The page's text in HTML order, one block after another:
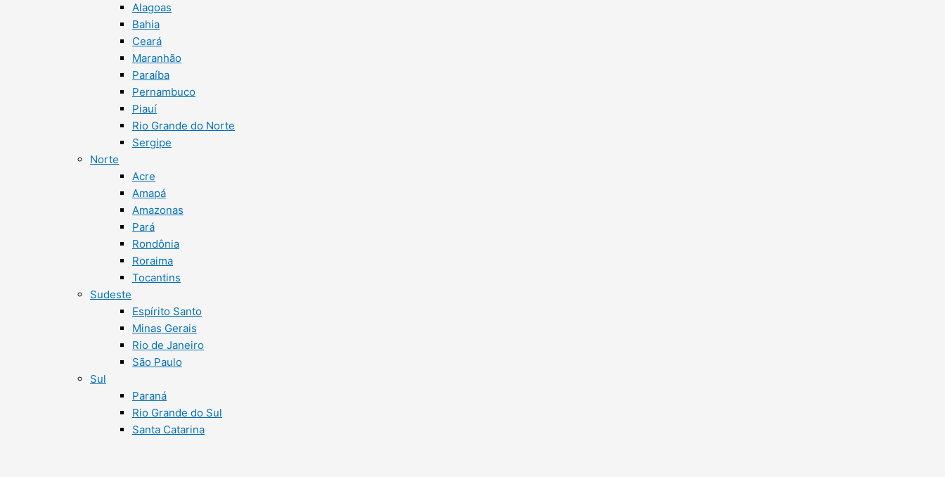
Alagoas
Bahia
Ceará
Maranhão
Paraíba
Pernambuco
Piauí
Rio Grande do Norte
Sergipe
Norte
Acre
Amapá
Amazonas
Pará
Rondônia
Roraima
Tocantins
Sudeste
Espírito Santo
Minas Gerais
Rio de Janeiro
São Paulo
Sul
Paraná
Rio Grande do Sul
Santa Catarina